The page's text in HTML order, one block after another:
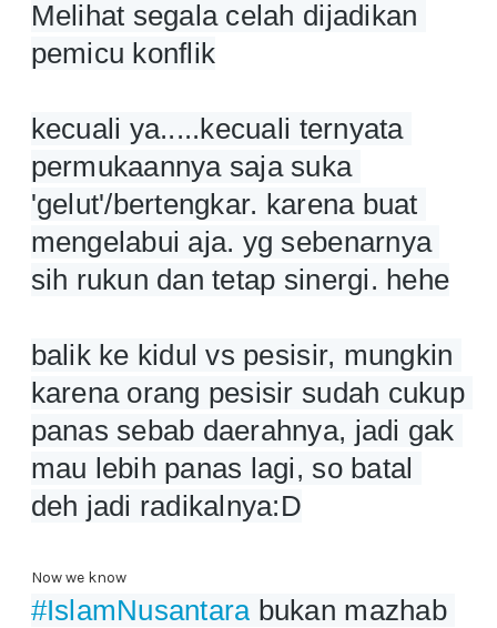
Melihat segala celah dijadikan
pemicu konflik
kecuali ya.....kecuali ternyata
permukaannya saja suka
'gelut'/bertengkar. karena buat
mengelabui aja. yg sebenarnya
sih rukun dan tetap sinergi. hehe
balik ke kidul vs pesisir, mungkin
karena orang pesisir sudah cukup
panas sebab daerahnya, jadi gak
mau lebih panas lagi, so batal
deh jadi radikalnya:D
Now we know
#IslamNusantara bukan mazhab